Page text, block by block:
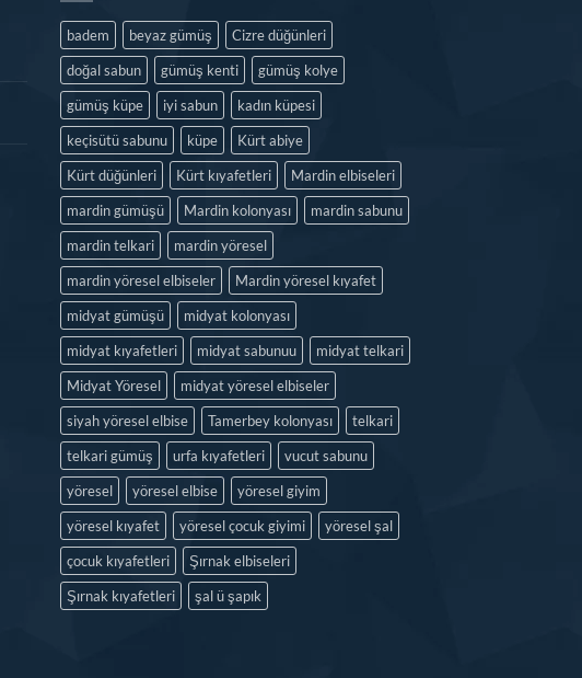
badem beyaz gümüş
Cizre düğünleri
doğal sabun
gümüş kenti
gümüş kolye
gümüş küpe
iyi sabun
kadın küpesi
keçisütü sabunu
küpe
Kürt abiye
Kürt düğünleri
Kürt kıyafetleri
Mardin elbiseleri
mardin gümüşü
Mardin kolonyası
mardin sabunu
mardin telkari
mardin yöresel
mardin yöresel elbiseler
Mardin yöresel kıyafet
midyat gümüşü
midyat kolonyası
midyat kıyafetleri
midyat sabunuu
midyat telkari
Midyat Yöresel
midyat yöresel elbiseler
siyah yöresel elbise
Tamerbey kolonyası
telkari
telkari gümüş
urfa kıyafetleri
vucut sabunu
yöresel
yöresel elbise
yöresel giyim
yöresel kıyafet
yöresel çocuk giyimi
yöresel şal
çocuk kıyafetleri
Şırnak elbiseleri
Şırnak kıyafetleri
şal ü şapık